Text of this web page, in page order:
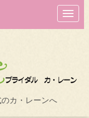
N
a
v
o
n
カ・レーンへ